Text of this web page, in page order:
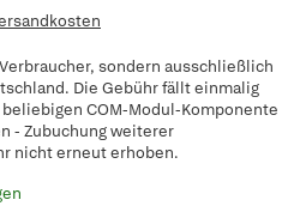
sondern ausschließlich
Die Gebühr fällt einmalig
COM-Modul-Komponente
- Zubuchung weiterer
nicht erneut erhoben.